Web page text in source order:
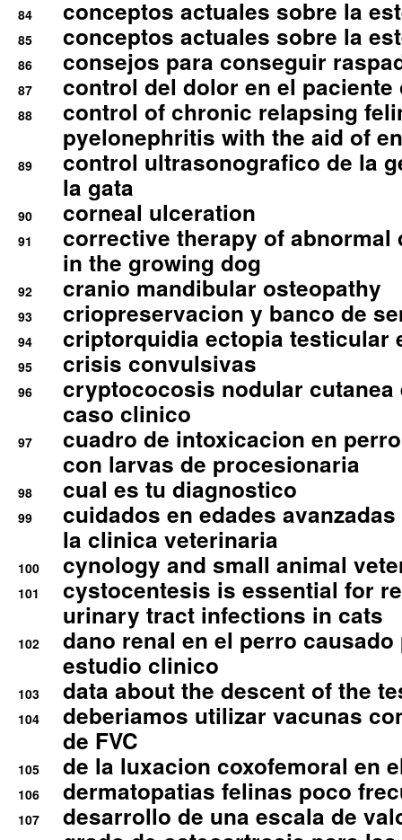
84 conceptos actuales sobre la
85 conceptos actuales sobre la
86 consejos para conseguir
87 control del dolor en el
88
control of chronic relapsing
pyelonephritis with the aid of
89
control ultrasonografico de la
la gata
90 corneal ulceration
91
corrective therapy of abnormal
in the growing dog
92 cranio mandibular osteopathy
93 criopreservacion y banco de
94 criptorquidia ectopia testicular
95 crisis convulsivas
96
cryptococosis nodular cutanea
caso clinico
97
cuadro de intoxicacion en
con larvas de procesionaria
98 cual es tu diagnostico
99
cuidados en edades
la clinica veterinaria
100 cynology and small animal
101
cystocentesis is essential for
urinary tract infections in cats
102
dano renal en el perro
estudio clinico
103 data about the descent of the
104
deberiamos utilizar vacunas
de FVC
105 de la luxacion coxofemoral en
106 dermatopatias felinas poco
107
desarrollo de una escala de